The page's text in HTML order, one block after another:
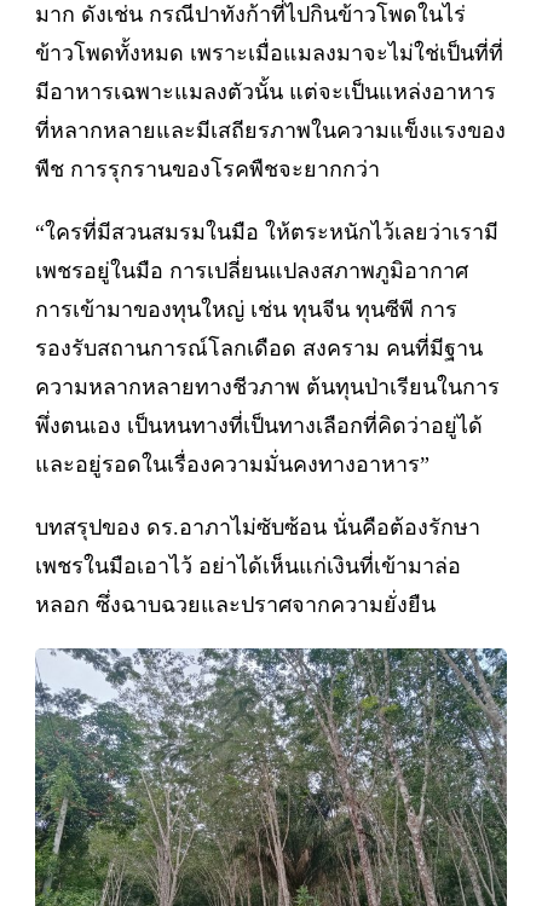
มาก ดังเช่น กรณีปาทังก้าที่ไปกินข้าวโพดในไร่
ข้าวโพดทั้งหมด เพราะเมื่อแมลงมาจะไม่ใช่เป็นที่ที่
มีอาหารเฉพาะแมลงตัวนั้น แต่จะเป็นแหล่งอาหาร
ที่หลากหลายและมีเสถียรภาพในความแข็งแรงของ
พืช การรุกรานของโรคพืชจะยากกว่า
“ใครที่มีสวนสมรมในมือ ให้ตระหนักไว้เลยว่าเรามี
เพชรอยู่ในมือ การเปลี่ยนแปลงสภาพภูมิอากาศ
การเข้ามาของทุนใหญ่ เช่น ทุนจีน ทุนซีพี การ
รองรับสถานการณ์โลกเดือด สงคราม คนที่มีฐาน
ความหลากหลายทางชีวภาพ ต้นทุนป่าเรียนในการ
พึ่งตนเอง เป็นหนทางที่เป็นทางเลือกที่คิดว่าอยู่ได้
และอยู่รอดในเรื่องความมั่นคงทางอาหาร”
บทสรุปของ ดร.อาภาไม่ซับซ้อน นั่นคือต้องรักษา
เพชรในมือเอาไว้ อย่าได้เห็นแก่เงินที่เข้ามาล่อ
หลอก ซึ่งฉาบฉวยและปราศจากความยั่งยืน